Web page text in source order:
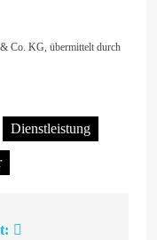
Co. KG, übermittelt durch
Dienstleistung